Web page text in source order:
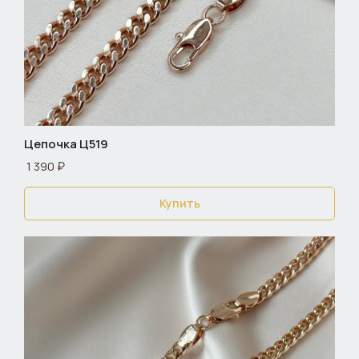
Цепочка Ц519
1 390 ₽
Купить